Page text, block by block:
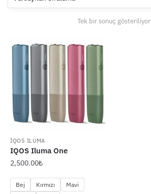
Tek bir sonuç gösteriliyor
İQOS ILUMA
IQOS Iluma One
2,500.00₺
Bej Kırmızı
Mavi